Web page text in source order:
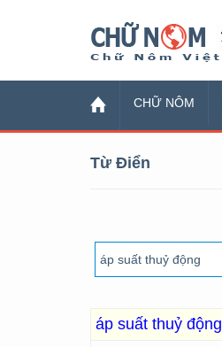
CHỮ NÔM
Từ Điển
áp suất thuỷ động